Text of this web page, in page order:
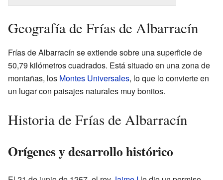
Geografía de Frías de Albarracín
Frías de Albarracín se extiende sobre una superficie de
50,79 kilómetros cuadrados. Está situado en una zona de
montañas, los Montes Universales, lo que lo convierte en
un lugar con paisajes naturales muy bonitos.
Historia de Frías de Albarracín
Orígenes y desarrollo histórico